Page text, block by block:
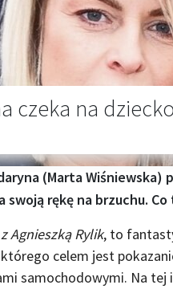
czeka na
(Marta Wiśniewska)
rękę na brzuchu. Co
Agnieszką Rylik, to
celem jest
samochodowymi. Na tej